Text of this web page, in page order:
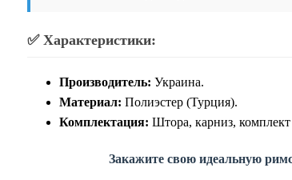
✅ Характеристики:
Производитель: Украина.
Материал: Полиэстер (Турция).
Комплектация: Штора, карниз,
Закажите свою идеальную